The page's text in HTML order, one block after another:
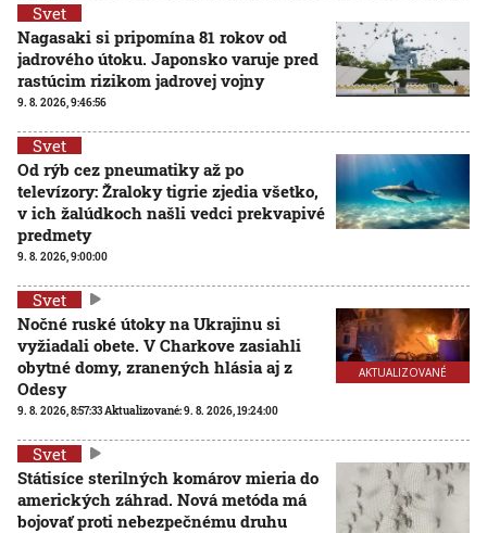
Svet
Nagasaki si pripomína 81 rokov od
jadrového útoku. Japonsko varuje pred
rastúcim rizikom jadrovej vojny
9. 8. 2026, 9:46:56
Svet
Od rýb cez pneumatiky až po
televízory: Žraloky tigrie zjedia všetko,
v ich žalúdkoch našli vedci prekvapivé
predmety
9. 8. 2026, 9:00:00
AKTUALIZOVANÉ
Svet
Nočné ruské útoky na Ukrajinu si
vyžiadali obete. V Charkove zasiahli
obytné domy, zranených hlásia aj z
Odesy
9. 8. 2026, 8:57:33Aktualizované:9. 8. 2026, 19:24:00
Svet
Státisíce sterilných komárov mieria do
amerických záhrad. Nová metóda má
bojovať proti nebezpečnému druhu